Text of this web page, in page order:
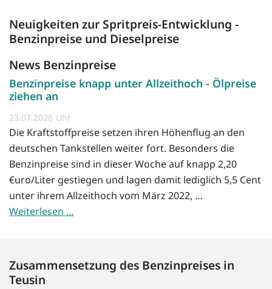
Neuigkeiten zur Spritpreis-Entwicklung -
Benzinpreise und Dieselpreise
News Benzinpreise
Benzinpreise knapp unter Allzeithoch - Ölpreise
ziehen an
23.07.2026
Die Kraftstoffpreise setzen ihren Höhenflug an den
deutschen Tankstellen weiter fort. Besonders die
Benzinpreise sind in dieser Woche auf knapp 2,20
€uro/Liter gestiegen und lagen damit lediglich 5,5 Cent
unter ihrem Allzeithoch vom März 2022, …
Weiterlesen …
Zusammensetzung des Benzinpreises in
Teusin